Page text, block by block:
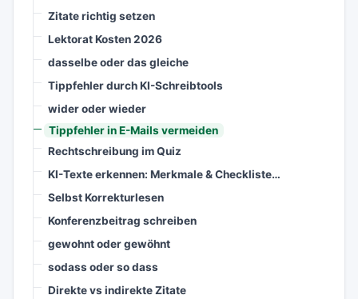
Zitate richtig setzen
Lektorat Kosten 2026
dasselbe oder das gleiche
Tippfehler durch KI-Schreibtools
wider oder wieder
Tippfehler in E-Mails vermeiden
Rechtschreibung im Quiz
KI-Texte erkennen: Merkmale & Checkliste…
Selbst Korrekturlesen
Konferenzbeitrag schreiben
gewohnt oder gewöhnt
sodass oder so dass
Direkte vs indirekte Zitate